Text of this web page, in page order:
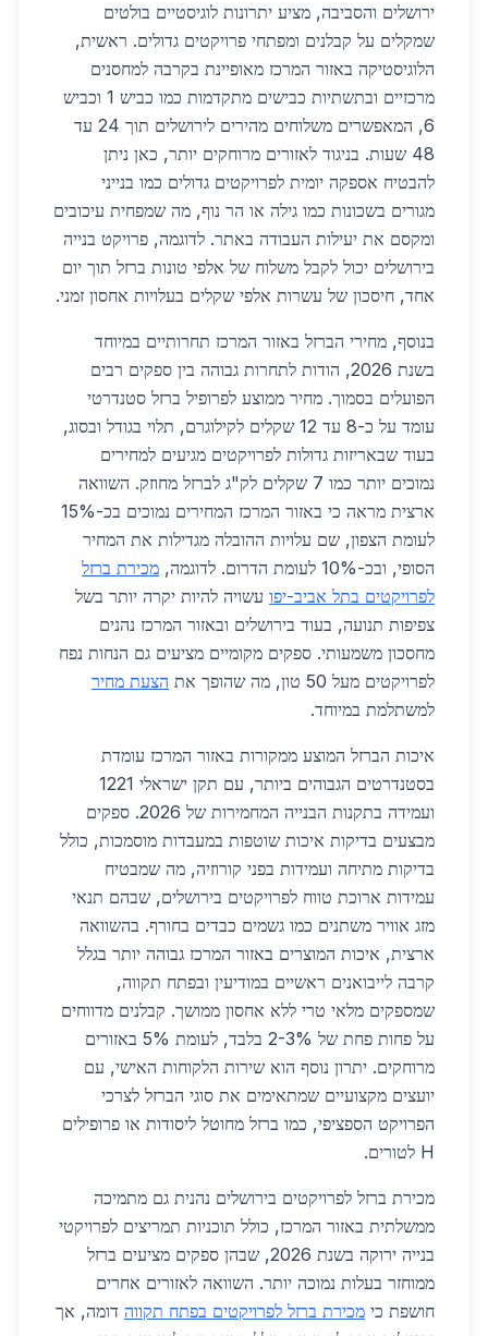
ירושלים והסביבה, מציע יתרונות לוגיסטיים בולטים
שמקלים על קבלנים ומפתחי פרויקטים גדולים. ראשית,
הלוגיסטיקה באזור המרכז מאופיינת בקרבה למחסנים
מרכזיים ובתשתיות כבישים מתקדמות כמו כביש 1 וכביש
6, המאפשרים משלוחים מהירים לירושלים תוך 24 עד
48 שעות. בניגוד לאזורים מרוחקים יותר, כאן ניתן
להבטיח אספקה יומית לפרויקטים גדולים כמו בנייני
מגורים בשכונות כמו גילה או הר נוף, מה שמפחית עיכובים
ומקסם את יעילות העבודה באתר. לדוגמה, פרויקט בנייה
בירושלים יכול לקבל משלוח של אלפי טונות ברזל תוך יום
אחד, חיסכון של עשרות אלפי שקלים בעלויות אחסון זמני.
בנוסף, מחירי הברזל באזור המרכז תחרותיים במיוחד
בשנת 2026, הודות לתחרות גבוהה בין ספקים רבים
הפועלים בסמוך. מחיר ממוצע לפרופיל ברזל סטנדרטי
עומד על כ-8 עד 12 שקלים לקילוגרם, תלוי בגודל ובסוג,
בעוד שבאריזות גדולות לפרויקטים מגיעים למחירים
נמוכים יותר כמו 7 שקלים לק"ג לברזל מחוזק. השוואה
ארצית מראה כי באזור המרכז המחירים נמוכים בכ-15%
לעומת הצפון, שם עלויות ההובלה מגדילות את המחיר
הסופי, ובכ-10% לעומת הדרום. לדוגמה,
מכירת ברזל
לפרויקטים בתל אביב-יפו עשויה להיות יקרה יותר בשל
צפיפות תנועה, בעוד בירושלים ובאזור המרכז נהנים
מחסכון משמעותי. ספקים מקומיים מציעים גם הנחות נפח
לפרויקטים מעל 50 טון, מה שהופך את
הצעת מחיר
למשתלמת במיוחד.
איכות הברזל המוצע ממקורות באזור המרכז עומדת
בסטנדרטים הגבוהים ביותר, עם תקן ישראלי 1221
ועמידה בתקנות הבנייה המחמירות של 2026. ספקים
מבצעים בדיקות איכות שוטפות במעבדות מוסמכות, כולל
בדיקות מתיחה ועמידות בפני קורוזיה, מה שמבטיח
עמידות ארוכת טווח לפרויקטים בירושלים, שבהם תנאי
מזג אוויר משתנים כמו גשמים כבדים בחורף. בהשוואה
ארצית, איכות המוצרים באזור המרכז גבוהה יותר בגלל
קרבה לייבואנים ראשיים במודיעין ובפתח תקווה,
שמספקים מלאי טרי ללא אחסון ממושך. קבלנים מדווחים
על פחות פחת של 2-3% בלבד, לעומת 5% באזורים
מרוחקים. יתרון נוסף הוא שירות הלקוחות האישי, עם
יועצים מקצועיים שמתאימים את סוגי הברזל לצרכי
הפרויקט הספציפי, כמו ברזל מחוטל ליסודות או פרופילים
H לטורים.
מכירת ברזל לפרויקטים בירושלים נהנית גם מתמיכה
ממשלתית באזור המרכז, כולל תוכניות תמריצים לפרויקטי
בנייה ירוקה בשנת 2026, שבהן ספקים מציעים ברזל
ממוחזר בעלות נמוכה יותר. השוואה לאזורים אחרים
חושפת כי מכירת ברזל לפרויקטים בפתח תקווה דומה, אך